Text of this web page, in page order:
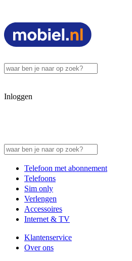
Inloggen
Telefoon met abonnement
Telefoons
Sim only
Verlengen
Accessoires
Internet & TV
Klantenservice
Over ons